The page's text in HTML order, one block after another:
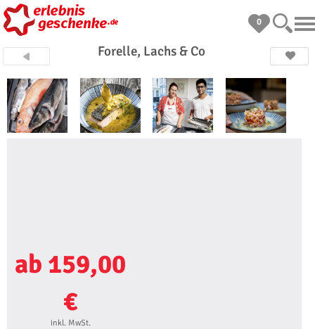
0
Forelle, Lachs & Co
ab 159,00
€
inkl. MwSt.